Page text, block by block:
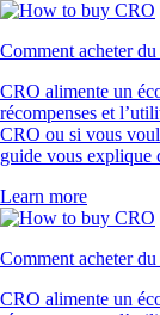
Comment acheter
CRO alimente un
récompenses et
CRO ou si vous
guide vous explique
Learn more
Comment acheter
CRO alimente un